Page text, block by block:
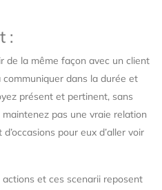
:
de la même façon avec un client
dans la durée et
présent et pertinent, sans
pas une vraie relation
pour eux d’aller voir
actions et ces scenarii reposent